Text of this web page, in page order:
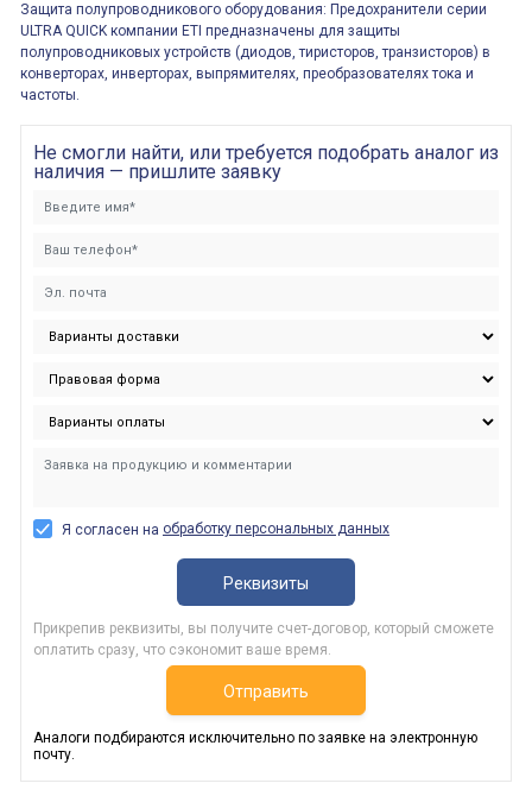
Защита полупроводникового оборудования: Предохранители серии
ULTRA QUICK компании ETI предназначены для защиты
полупроводниковых устройств (диодов, тиристоров, транзисторов) в
конверторах, инверторах, выпрямителях, преобразователях тока и
частоты.
Не смогли найти, или требуется подобрать аналог из
наличия — пришлите заявку
Я согласен на обработку персональных данных
Реквизиты
Прикрепив реквизиты, вы получите счет-договор, который сможете
оплатить сразу, что сэкономит ваше время.
Отправить
Аналоги подбираются исключительно по заявке на электронную
почту.